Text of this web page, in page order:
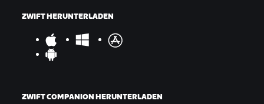
ZWIFT HERUNTERLADEN
ZWIFT COMPANION HERUNTERLADEN